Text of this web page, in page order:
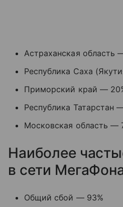
Астраханская область
Республика Саха
Приморский край —
Республика Татарстан
Московская область —
Наиболее
в сети
Общий сбой — 93%